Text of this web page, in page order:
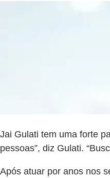
Jai Gulati tem uma forte
pessoas”, diz Gulati.
Após atuar por anos nos